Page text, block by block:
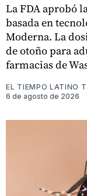
La FDA aprobó
basada en
Moderna. La
de otoño para
farmacias de
EL TIEMPO LATINO
6 de agosto de 2026